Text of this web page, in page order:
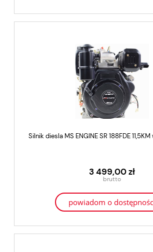
Silnik diesla MS ENGINE SR 188FDE
3 499,00 zł
powiadom o